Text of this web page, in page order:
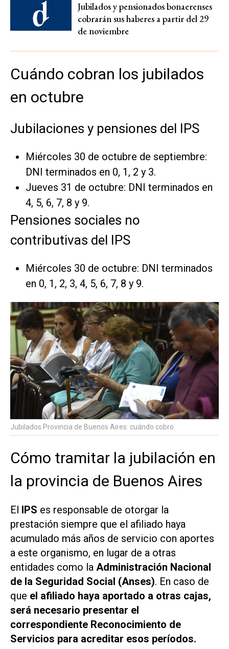
Jubilados y pensionados bonaerenses
cobrarán sus haberes a partir del 29
de noviembre
Cuándo cobran los jubilados
en octubre
Jubilaciones y pensiones del IPS
Miércoles 30 de octubre de septiembre:
DNI terminados en 0, 1, 2 y 3.
Jueves 31 de octubre: DNI terminados en
4, 5, 6, 7, 8 y 9.
Pensiones sociales no
contributivas del IPS
Miércoles 30 de octubre: DNI terminados
en 0, 1, 2, 3, 4, 5, 6, 7, 8 y 9.
Jubilados Provincia de Buenos Aires: cuándo cobro.
Cómo tramitar la jubilación en
la provincia de Buenos Aires
El IPS es responsable de otorgar la
prestación siempre que el afiliado haya
acumulado más años de servicio con aportes
a este organismo, en lugar de a otras
entidades como la Administración Nacional
de la Seguridad Social (Anses). En caso de
que el afiliado haya aportado a otras cajas,
será necesario presentar el
correspondiente Reconocimiento de
Servicios para acreditar esos períodos.